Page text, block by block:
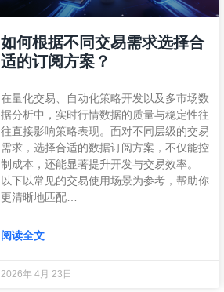
如何根据不同交易需求选择合
适的订阅方案？
在量化交易、自动化策略开发以及多市场数
据分析中，实时行情数据的质量与稳定性往
往直接影响策略表现。面对不同层级的交易
需求，选择合适的数据订阅方案，不仅能控
制成本，还能显著提升开发与交易效率。
以下以常见的交易使用场景为参考，帮助你
更清晰地匹配…
阅读全文
2026年 4月 23日